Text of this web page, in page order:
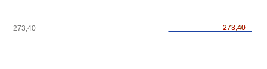
273,40
273,40
273,40